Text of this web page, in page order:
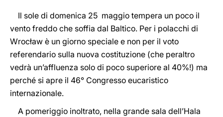
Il sole di domenica 25 maggio tempera un poco il
vento freddo che soffia dal Baltico. Per i polacchi di
Wrocław è un giorno speciale e non per il voto
referendario sulla nuova costituzione (che peraltro
vedrà un’affluenza solo di poco superiore al 40%!) ma
perché si apre il 46° Congresso eucaristico
internazionale.
A pomeriggio inoltrato, nella grande sala dell’Hala